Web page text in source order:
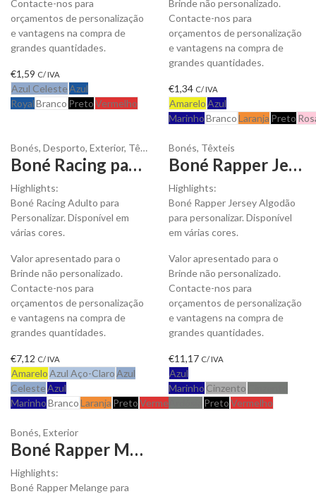
Contacte-nos para
orçamentos de personalização
e vantagens na compra de
grandes quantidades.
€1,59 C/ IVA
Azul CelesteAzul
RoyalBranco PretoVermelho
Brinde não personalizado.
Contacte-nos para
orçamentos de personalização
e vantagens na compra de
grandes quantidades.
€1,34 C/ IVA
AmareloAzul
MarinhoBrancoLaranja Preto
Bonés, Desporto, Exterior, Têxteis
Boné Racing para Adulto para Personalizar
Highlights:
Boné Racing Adulto para
Personalizar. Disponível em
várias cores.
Valor apresentado para o
Brinde não personalizado.
Contacte-nos para
orçamentos de personalização
e vantagens na compra de
grandes quantidades.
€7,12 C/ IVA
AmareloAzul Aço-ClaroAzul
CelesteAzul
MarinhoBrancoLaranja PretoVermelho
Bonés, Têxteis
Boné Rapper Jersey Adulto para Personalizar
Highlights:
Boné Rapper Jersey Algodão
para personalizar. Disponível
em várias cores.
Valor apresentado para o
Brinde não personalizado.
Contacte-nos para
orçamentos de personalização
e vantagens na compra de
grandes quantidades.
€11,17 C/ IVA
Azul
Marinho Cinzento
PretoVermelho
Bonés, Exterior
Boné Rapper Melange para Personalizar
Highlights:
Boné Rapper Melange para